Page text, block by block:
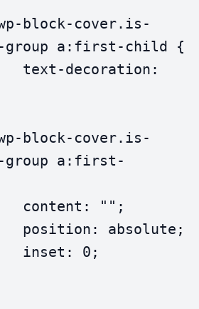
a:first-child {
a:first-